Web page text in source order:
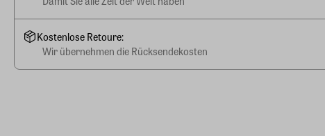
Kostenlose Retoure:
Wir übernehmen die Rücksendekosten